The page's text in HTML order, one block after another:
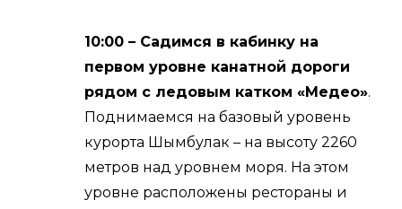
10:00 – Садимся в кабинку на
первом уровне канатной дороги
рядом с ледовым катком «Медео».
Поднимаемся на базовый уровень
курорта Шымбулак – на высоту 2260
метров над уровнем моря. На этом
уровне расположены рестораны и